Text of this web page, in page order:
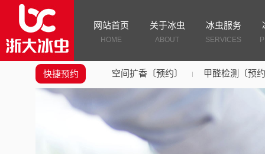
网站首页
HOME
关于冰虫
ABOUT
冰虫服务
SERVICES
快捷预约 空间扩香〔预约〕 甲醛检测〔预